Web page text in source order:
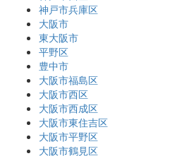
神戸市兵庫区
大阪市
東大阪市
平野区
豊中市
大阪市福島区
大阪市西区
大阪市西成区
大阪市東住吉区
大阪市平野区
大阪市鶴見区